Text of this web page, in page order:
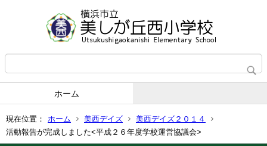
ホーム
現在位置： ホーム 美西デイズ
美西デイズ２０１４
活動報告が完成しました<平成２６年度学校運営協議会>